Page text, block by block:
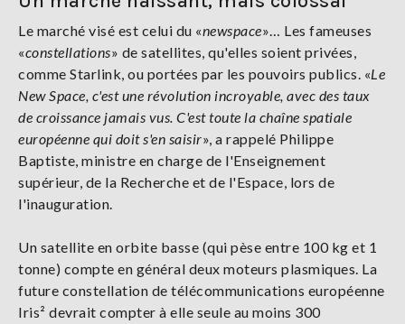
Le marché visé est celui du «newspace»… Les fameuses
«constellations» de satellites, qu'elles soient privées,
comme Starlink, ou portées par les pouvoirs publics. «Le
New Space, c'est une révolution incroyable, avec des taux
de croissance jamais vus. C'est toute la chaîne spatiale
européenne qui doit s'en saisir», a rappelé Philippe
Baptiste, ministre en charge de l'Enseignement
supérieur, de la Recherche et de l'Espace, lors de
l'inauguration.
Un satellite en orbite basse (qui pèse entre 100 kg et 1
tonne) compte en général deux moteurs plasmiques. La
future constellation de télécommunications européenne
Iris² devrait compter à elle seule au moins 300